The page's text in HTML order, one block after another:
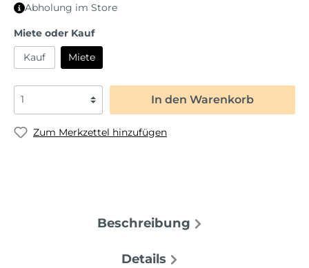
Abholung im Store
Miete oder Kauf
Kauf
Miete
In den Warenkorb
Zum Merkzettel hinzufügen
Beschreibung
Details